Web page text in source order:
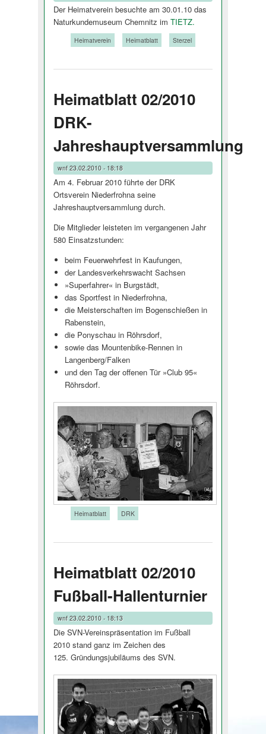
Der Heimatverein besuchte am 30.01.10 das
Naturkundemuseum Chemnitz im TIETZ.
Heimatverein Heimatblatt Sterzel
Heimatblatt 02/2010
DRK-
Jahreshauptversammlung
wnf23.02.2010 - 18:18
Am 4. Februar 2010 führte der DRK
Ortsverein Niederfrohna seine
Jahreshauptver­sammlung durch.
Die Mitglieder leisteten im vergangenen Jahr
580 Einsatzstunden:
beim Feuerwehrfest in Kaufungen,
der Landesverkehrswacht Sachsen
»Superfahrer« in Burgstädt,
das Sportfest in Niederfrohna,
die Meisterschaften im Bogenschießen in
Rabenstein,
die Ponyschau in Röhrsdorf,
sowie das Mountenbike-Rennen in
Langenberg/Falken
und den Tag der offenen Tür »Club 95«
Röhrsdorf.
Heimatblatt DRK
Heimatblatt 02/2010
Fußball-Hallenturnier
wnf23.02.2010 - 18:13
Die SVN-Vereinspräsentation im Fußball
2010 stand ganz im Zeichen des
125. Gründungsju­biläums des SVN.